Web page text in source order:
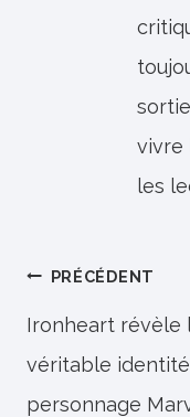
vivre
les
Navigation
de
l’article
PRÉCÉDENT
Ironheart révèle
véritable
personnage